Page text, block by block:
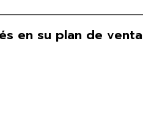
en su plan de venta